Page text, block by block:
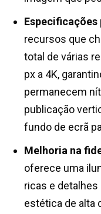
recursos que
total de várias
px a 4K,
permanecem
publicação
fundo de ecrã
Melhoria na
oferece uma
ricas e
estética de alta